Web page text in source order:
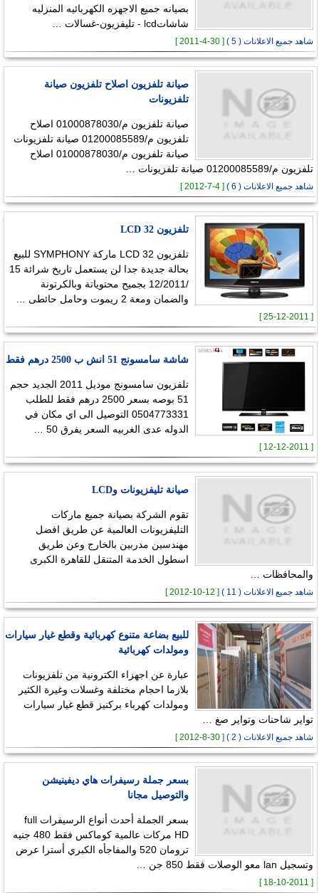
بصيانه جميع الاجهزه الكهربائيه المنزليه
شاشاتlcd - تليفزيون-غسالات …
شاهد جميع الاعلانات ( 5 ) [ 30-4-2011 ]
صيانة تلفزيون اصلاح تلفزيون صيانة
تلفزيونات
صيانة تلفزيون م/01000878030 اصلاح
تلفزيون م/01200085589 صيانة تلفزيونات
صيانة تلفزيون م/01000878030 اصلاح
تلفزيون م/01200085589 صيانة تلفزيونات …
شاهد جميع الاعلانات ( 6 ) [ 4-7-2012 ]
تلفزيون 32 LCD
تلفزيون LCD 32 ماركة SYMPHONY للبيع
بحالة جديدة جدا لن يستعمل تاريخ شرائة 15
/12/2011 بجميح محتوياتة وبالكرتونة
والضمان ومعة 2 ريموت وحامل حائطى …
[ 25-12-2011 ]
شاشة سامسونج 51 انش ب 2500 درهم فقط
تلفزيون سامسونج موديل 2011 الجديد حجم
51 بوصه بسعر 2500 درهم فقط للطلب
0504773331 التوصيل الى اي مكان في
الدوله عدى الغربيه السعر يفرق 50 …
[ 12-12-2011 ]
صيانة تليفزيونات وLCD
تقوم الشركة بصيانة جميع ماركات
التليفزيونات العالمية عن طريق افضل
مهندسين مدربين بالخارج وعن طريق
اسطول الخدمة المتنقل للقاهرة الكبرى
والمحافظات …
شاهد جميع الاعلانات ( 11 ) [ 12-10-2012 ]
للبيع بضاعة متنوع كهربائية وقطع غيار سيارات
ومولدات كهربائية
عبارة عن اجهزاء الكترونية من تلفزيونات
بلازما احجام مختلفة وغسلات وغيرة الكثير
ومولدات كهرباء بركنيز قطع غيار سيارات
تواير شاحنات وتواير صغ …
شاهد جميع الاعلانات ( 2 ) [ 30-8-2012 ]
بسعر جملة رسيفرات هاي ديفينيشن
والتوصيل مجانا
بسعر الجملة أحدث أنواع الرسيفرات full
HD مركات عالمية كوماكس فقط 480 جنيه
ترومان 520 والمفاجأه الكبري أسترا عرض
وتسجيل lan معو الوصلات فقط 850 جن …
[ 18-10-2011 ]